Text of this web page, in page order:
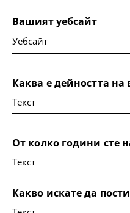
Вашият уебсайт
Каква е дейността
От колко години сте
Какво искате да